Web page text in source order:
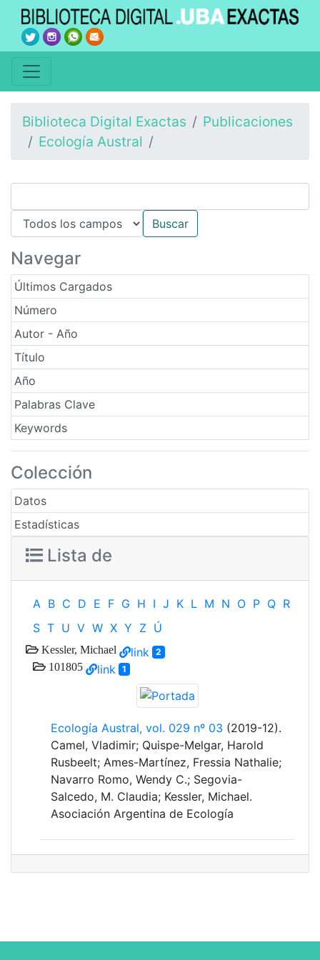
Biblioteca Digital Exactas
Publicaciones
Ecología Austral
Navegar
Últimos Cargados
Número
Autor - Año
Título
Año
Palabras Clave
Keywords
Colección
Datos
Estadísticas
Lista de
A B C D E F G H I J K L M N O P Q R
S T U V W X Y Z Ú
Kessler, Michael link 2
101805 link 1
Ecología Austral, vol. 029 nº 03 (2019-12).
Camel, Vladimir; Quispe-Melgar, Harold
Rusbeelt; Ames-Martínez, Fressia Nathalie;
Navarro Romo, Wendy C.; Segovia-
Salcedo, M. Claudia; Kessler, Michael.
Asociación Argentina de Ecología